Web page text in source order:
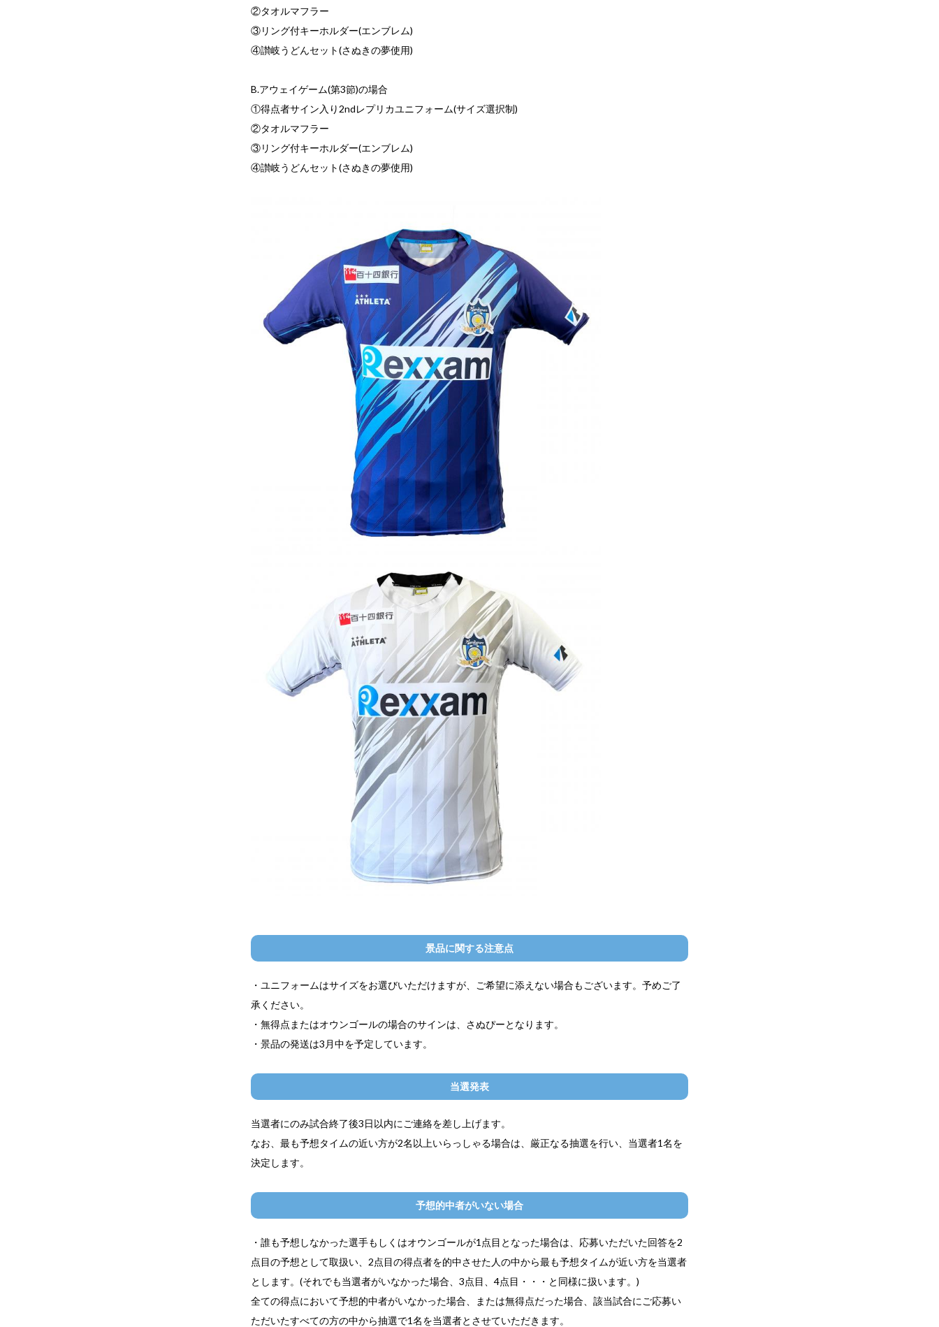
②タオルマフラー
③リング付キーホルダー(エンブレム)
④讃岐うどんセット(さぬきの夢使用)
B.アウェイゲーム(第3節)の場合
①得点者サイン入り2ndレプリカユニフォーム(サイズ選択制)
②タオルマフラー
③リング付キーホルダー(エンブレム)
④讃岐うどんセット(さぬきの夢使用)
景品に関する注意点
・ユニフォームはサイズをお選びいただけますが、ご希望に添えない場合もございます。予めご了
承ください。
・無得点またはオウンゴールの場合のサインは、さぬぴーとなります。
・景品の発送は3月中を予定しています。
当選発表
当選者にのみ試合終了後3日以内にご連絡を差し上げます。
なお、最も予想タイムの近い方が2名以上いらっしゃる場合は、厳正なる抽選を行い、当選者1名を
決定します。
予想的中者がいない場合
・誰も予想しなかった選手もしくはオウンゴールが1点目となった場合は、応募いただいた回答を2
点目の予想として取扱い、2点目の得点者を的中させた人の中から最も予想タイムが近い方を当選者
とします。(それでも当選者がいなかった場合、3点目、4点目・・・と同様に扱います。)
全ての得点において予想的中者がいなかった場合、または無得点だった場合、該当試合にご応募い
ただいたすべての方の中から抽選で1名を当選者とさせていただきます。